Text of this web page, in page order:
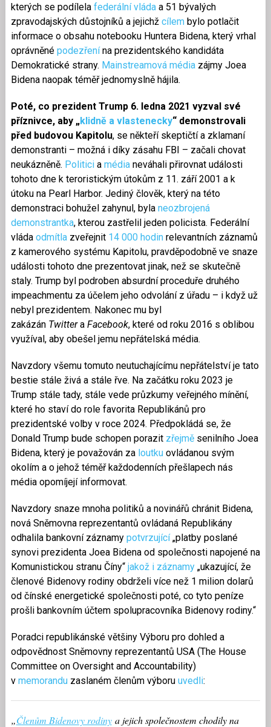
kterých se podílela federální vládaa 51 bývalých
zpravodajských důstojníků a jejichž cílembylo potlačit
informace o obsahu notebooku Huntera Bidena, který vrhal
oprávněné podezřenína prezidentského kandidáta
Demokratické strany. Mainstreamová médiazájmy Joea
Bidena naopak téměř jednomyslně hájila.
Poté, co prezident Trump 6. ledna 2021 vyzval své
příznivce, aby „klidně a vlastenecky“ demonstrovali
před budovou Kapitolu, se někteří skeptičtí a zklamaní
demonstranti – možná i díky zásahu FBI – začali chovat
neukázněně. Politicia médianeváhali přirovnat události
tohoto dne k teroristickým útokům z 11. září 2001 a k
útoku na Pearl Harbor. Jediný člověk, který na této
demonstraci bohužel zahynul, byla neozbrojená
demonstrantka, kterou zastřelil jeden policista. Federální
vláda odmítlazveřejnit 14 000 hodinrelevantních záznamů
z kamerového systému Kapitolu, pravděpodobně ve snaze
události tohoto dne prezentovat jinak, než se skutečně
staly. Trump byl podroben absurdní proceduře druhého
impeachmentu za účelem jeho odvolání z úřadu – i když už
nebyl prezidentem. Nakonec mu byl
zakázán Twittera Facebook, které od roku 2016 s oblibou
využíval, aby obešel jemu nepřátelská média.
Navzdory všemu tomuto neutuchajícímu nepřátelství je tato
bestie stále živá a stále řve. Na začátku roku 2023 je
Trump stále tady, stále vede průzkumy veřejného mínění,
které ho staví do role favorita Republikánů pro
prezidentské volby v roce 2024. Předpokládá se, že
Donald Trump bude schopen porazit zřejměsenilního Joea
Bidena, který je považován za loutkuovládanou svým
okolím a o jehož téměř každodenních přešlapech nás
média opomíjejí informovat.
Navzdory snaze mnoha politiků a novinářů chránit Bidena,
nová Sněmovna reprezentantů ovládaná Republikány
odhalila bankovní záznamy potvrzující„platby poslané
synovi prezidenta Joea Bidena od společnosti napojené na
Komunistickou stranu Číny“ jakož i záznamy„ukazující, že
členové Bidenovy rodiny obdrželi více než 1 milion dolarů
od čínské energetické společnosti poté, co tyto peníze
prošli bankovním účtem spolupracovníka Bidenovy rodiny.“
Poradci republikánské většiny Výboru pro dohled a
odpovědnost Sněmovny reprezentantů USA (The House
Committee on Oversight and Accountability)
v memoranduzaslaném členům výboru uvedli:
„Členům Bidenovy rodinya jejich společnostem chodily na